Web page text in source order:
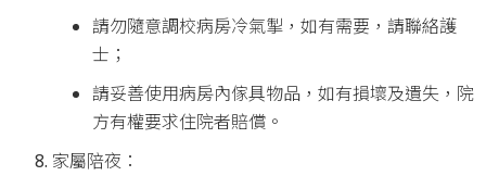
請勿隨意調校病房冷氣掣，如有需要，請聯絡護
士；
請妥善使用病房內傢具物品，如有損壞及遺失，院
方有權要求住院者賠償。
家屬陪夜：